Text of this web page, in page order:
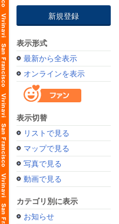
新規登録
表示形式
最新から全表示
オンラインを表示
表示切替
リストで見る
マップで見る
写真で見る
動画で見る
カテゴリ別に表示
お知らせ